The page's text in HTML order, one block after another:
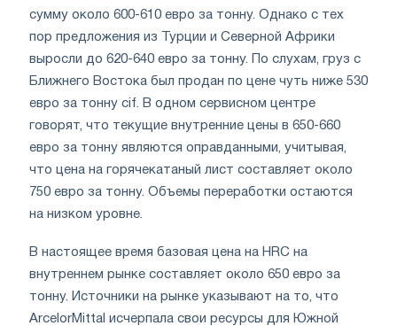
сумму около 600-610 евро за тонну. Однако с тех
пор предложения из Турции и Северной Африки
выросли до 620-640 евро за тонну. По слухам, груз с
Ближнего Востока был продан по цене чуть ниже 530
евро за тонну cif. В одном сервисном центре
говорят, что текущие внутренние цены в 650-660
евро за тонну являются оправданными, учитывая,
что цена на горячекатаный лист составляет около
750 евро за тонну. Объемы переработки остаются
на низком уровне.
В настоящее время базовая цена на HRC на
внутреннем рынке составляет около 650 евро за
тонну. Источники на рынке указывают на то, что
ArcelorMittal исчерпала свои ресурсы для Южной